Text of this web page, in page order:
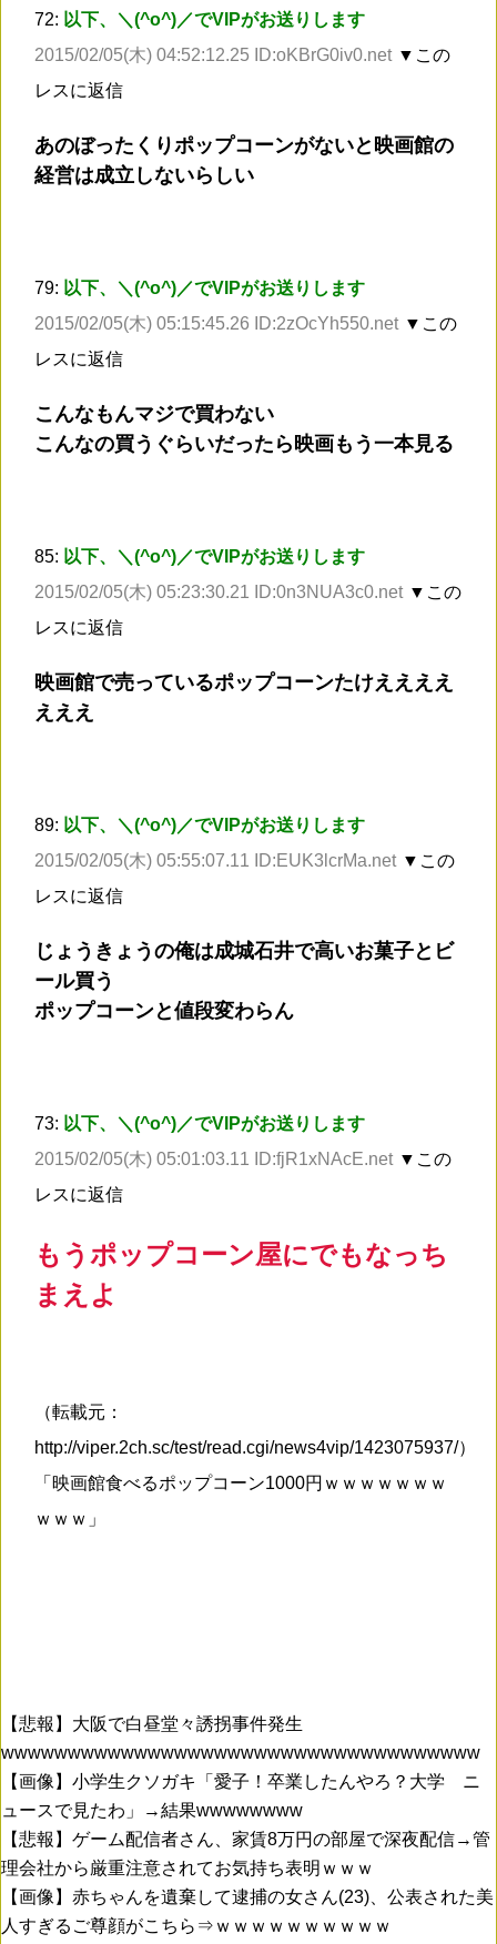
72: 以下、＼(^o^)／でVIPがお送りします
2015/02/05(木) 04:52:12.25 ID:oKBrG0iv0.net ▼この
レスに返信
あのぼったくりポップコーンがないと映画館の
経営は成立しないらしい
79: 以下、＼(^o^)／でVIPがお送りします
2015/02/05(木) 05:15:45.26 ID:2zOcYh550.net ▼この
レスに返信
こんなもんマジで買わない
こんなの買うぐらいだったら映画もう一本見る
85: 以下、＼(^o^)／でVIPがお送りします
2015/02/05(木) 05:23:30.21 ID:0n3NUA3c0.net ▼この
レスに返信
映画館で売っているポップコーンたけええええ
えええ
89: 以下、＼(^o^)／でVIPがお送りします
2015/02/05(木) 05:55:07.11 ID:EUK3lcrMa.net ▼この
レスに返信
じょうきょうの俺は成城石井で高いお菓子とビ
ール買う
ポップコーンと値段変わらん
73: 以下、＼(^o^)／でVIPがお送りします
2015/02/05(木) 05:01:03.11 ID:fjR1xNAcE.net ▼この
レスに返信
もうポップコーン屋にでもなっち
まえよ
（転載元：
http://viper.2ch.sc/test/read.cgi/news4vip/1423075937/）
「映画館食べるポップコーン1000円ｗｗｗｗｗｗｗ
ｗｗｗ」
【悲報】大阪で白昼堂々誘拐事件発生
wwwwwwwwwwwwwwwwwwwwwwwwwwwwwwwwwwww
【画像】小学生クソガキ「愛子！卒業したんやろ？大学 ニ
ュースで見たわ」→結果wwwwwwww
【悲報】ゲーム配信者さん、家賃8万円の部屋で深夜配信→管
理会社から厳重注意されてお気持ち表明ｗｗｗ
【画像】赤ちゃんを遺棄して逮捕の女さん(23)、公表された美
人すぎるご尊顔がこちら⇒ｗｗｗｗｗｗｗｗｗｗ